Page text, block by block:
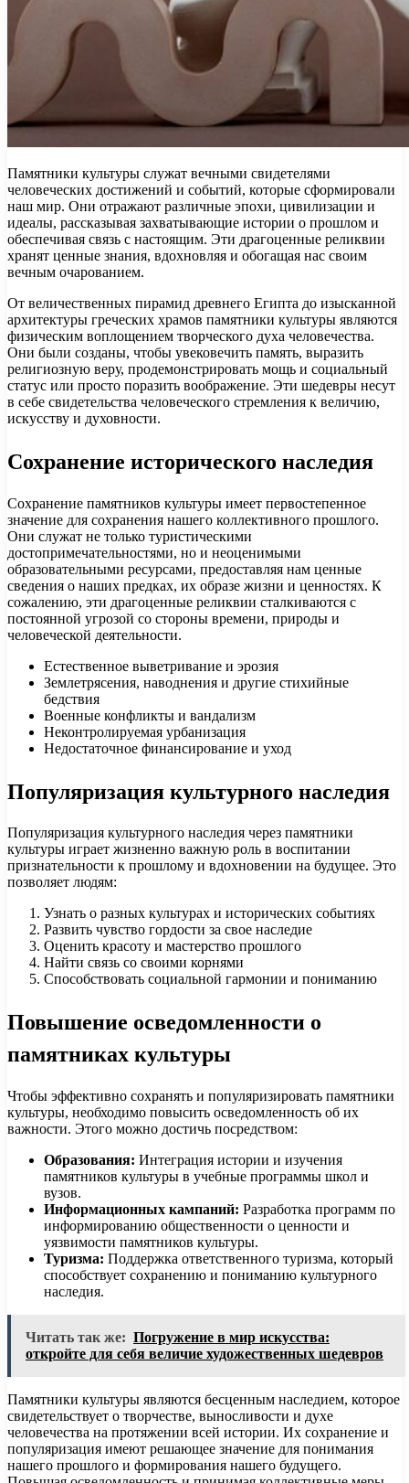
Памятники культуры служат вечными свидетелями
человеческих достижений и событий, которые сформировали
наш мир. Они отражают различные эпохи, цивилизации и
идеалы, рассказывая захватывающие истории о прошлом и
обеспечивая связь с настоящим. Эти драгоценные реликвии
хранят ценные знания, вдохновляя и обогащая нас своим
вечным очарованием.
От величественных пирамид древнего Египта до изысканной
архитектуры греческих храмов памятники культуры являются
физическим воплощением творческого духа человечества.
Они были созданы, чтобы увековечить память, выразить
религиозную веру, продемонстрировать мощь и социальный
статус или просто поразить воображение. Эти шедевры несут
в себе свидетельства человеческого стремления к величию,
искусству и духовности.
Сохранение исторического наследия
Сохранение памятников культуры имеет первостепенное
значение для сохранения нашего коллективного прошлого.
Они служат не только туристическими
достопримечательностями, но и неоценимыми
образовательными ресурсами, предоставляя нам ценные
сведения о наших предках, их образе жизни и ценностях. К
сожалению, эти драгоценные реликвии сталкиваются с
постоянной угрозой со стороны времени, природы и
человеческой деятельности.
Естественное выветривание и эрозия
Землетрясения, наводнения и другие стихийные
бедствия
Военные конфликты и вандализм
Неконтролируемая урбанизация
Недостаточное финансирование и уход
Популяризация культурного наследия
Популяризация культурного наследия через памятники
культуры играет жизненно важную роль в воспитании
признательности к прошлому и вдохновении на будущее. Это
позволяет людям:
Узнать о разных культурах и исторических событиях
Развить чувство гордости за свое наследие
Оценить красоту и мастерство прошлого
Найти связь со своими корнями
Способствовать социальной гармонии и пониманию
Повышение осведомленности о
памятниках культуры
Чтобы эффективно сохранять и популяризировать памятники
культуры, необходимо повысить осведомленность об их
важности. Этого можно достичь посредством:
Образования: Интеграция истории и изучения
памятников культуры в учебные программы школ и
вузов.
Информационных кампаний: Разработка программ по
информированию общественности о ценности и
уязвимости памятников культуры.
Туризма: Поддержка ответственного туризма, который
способствует сохранению и пониманию культурного
наследия.
Читать так же: Погружение в мир искусства:
откройте для себя величие художественных шедевров
Памятники культуры являются бесценным наследием, которое
свидетельствует о творчестве, выносливости и духе
человечества на протяжении всей истории. Их сохранение и
популяризация имеют решающее значение для понимания
нашего прошлого и формирования нашего будущего.